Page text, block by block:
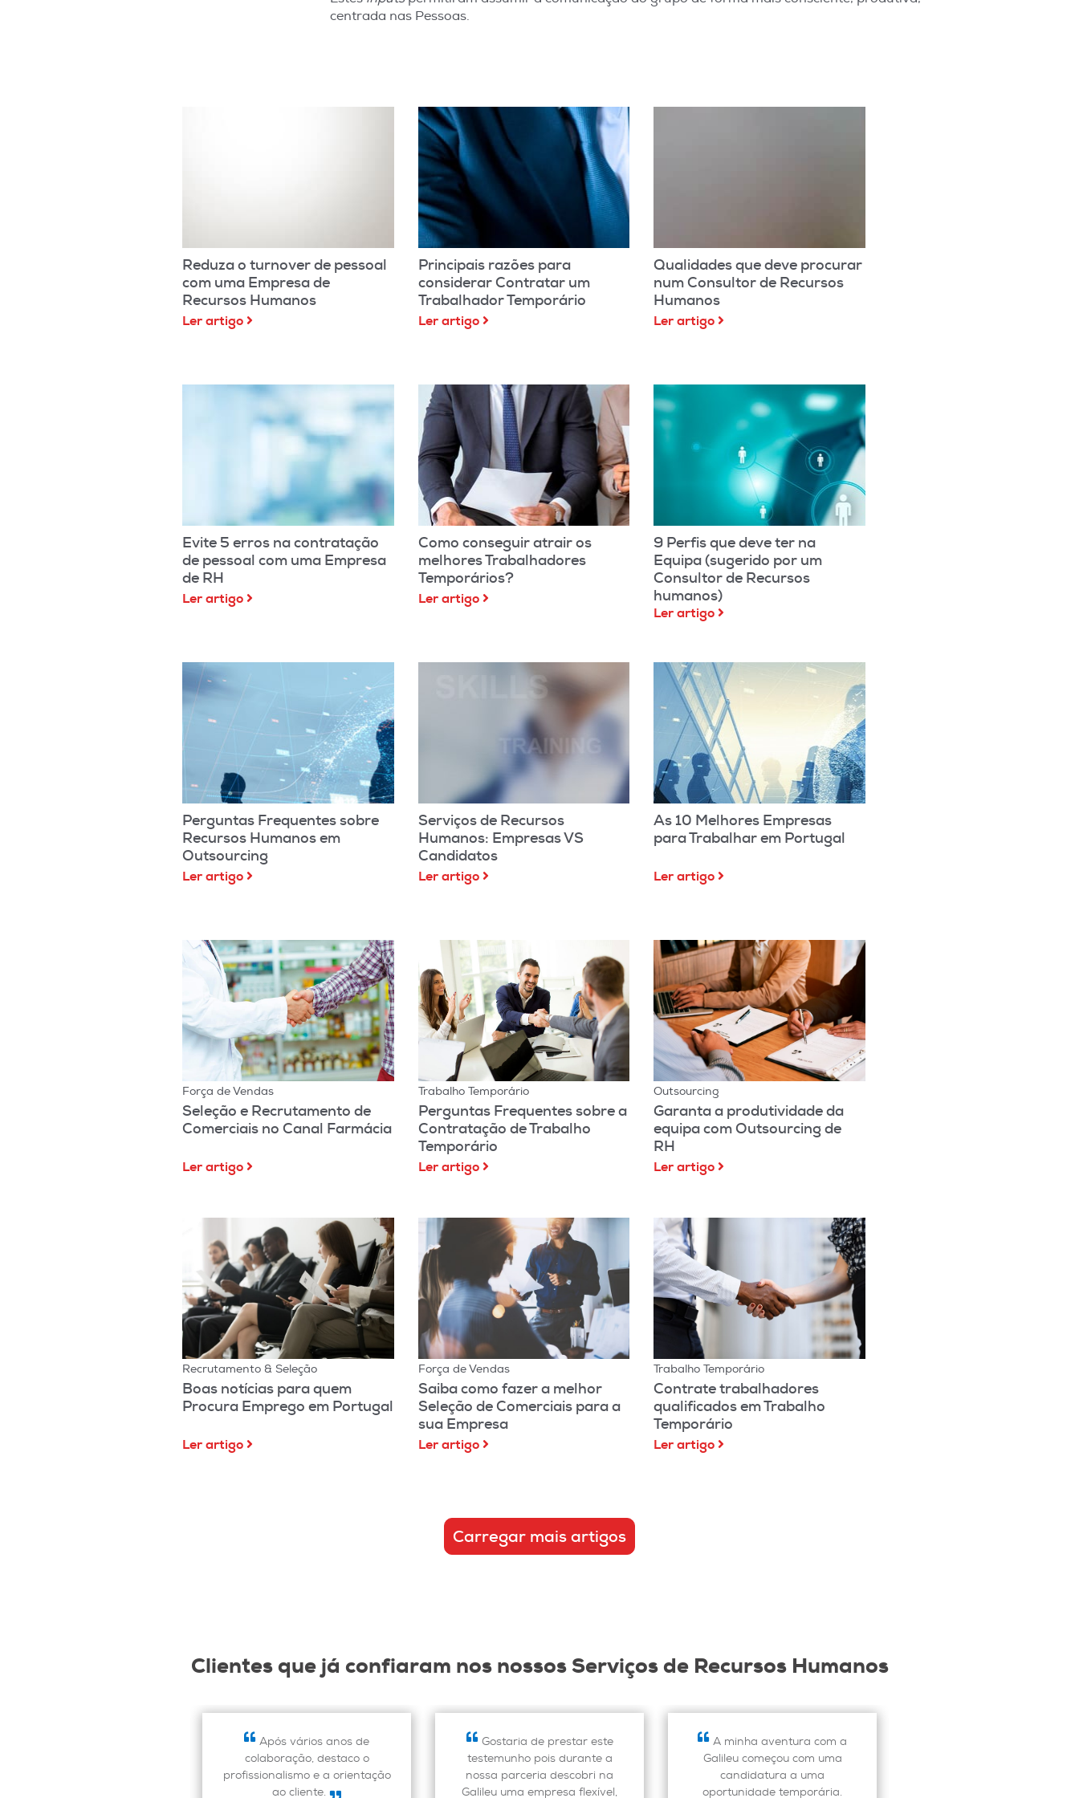
centrada nas Pessoas.
Reduza o turnover de pessoal
com uma Empresa de
Recursos Humanos
Ler artigo
Principais razões para
considerar Contratar um
Trabalhador Temporário
Ler artigo
Qualidades que deve procurar
num Consultor de Recursos
Humanos
Ler artigo
Evite 5 erros na contratação
de pessoal com uma Empresa
de RH
Ler artigo
Como conseguir atrair os
melhores Trabalhadores
Temporários?
Ler artigo
9 Perfis que deve ter na
Equipa (sugerido por um
Consultor de Recursos
humanos)
Ler artigo
Perguntas Frequentes sobre
Recursos Humanos em
Outsourcing
Ler artigo
Serviços de Recursos
Humanos: Empresas VS
Candidatos
Ler artigo
As 10 Melhores Empresas
para Trabalhar em Portugal
Ler artigo
Força de Vendas
Seleção e Recrutamento de
Comerciais no Canal Farmácia
Ler artigo
Trabalho Temporário
Perguntas Frequentes sobre a
Contratação de Trabalho
Temporário
Ler artigo
Outsourcing
Garanta a produtividade da
equipa com Outsourcing de
RH
Ler artigo
Recrutamento & Seleção
Boas notícias para quem
Procura Emprego em Portugal
Ler artigo
Força de Vendas
Saiba como fazer a melhor
Seleção de Comerciais para a
sua Empresa
Ler artigo
Trabalho Temporário
Contrate trabalhadores
qualificados em Trabalho
Temporário
Ler artigo
Carregar mais artigos
Clientes que já confiaram nos nossos Serviços de Recursos Humanos
Após vários anos de
colaboração, destaco o
profissionalismo e a orientação
ao cliente.
Gostaria de prestar este
testemunho pois durante a
nossa parceria descobri na
Galileu uma empresa flexível,
A minha aventura com a
Galileu começou com uma
candidatura a uma
oportunidade temporária.